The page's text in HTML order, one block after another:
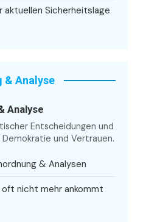
aktuellen Sicherheitslage
& Analyse
Analyse
Entscheidungen und
und Vertrauen.
& Analysen
nicht mehr ankommt